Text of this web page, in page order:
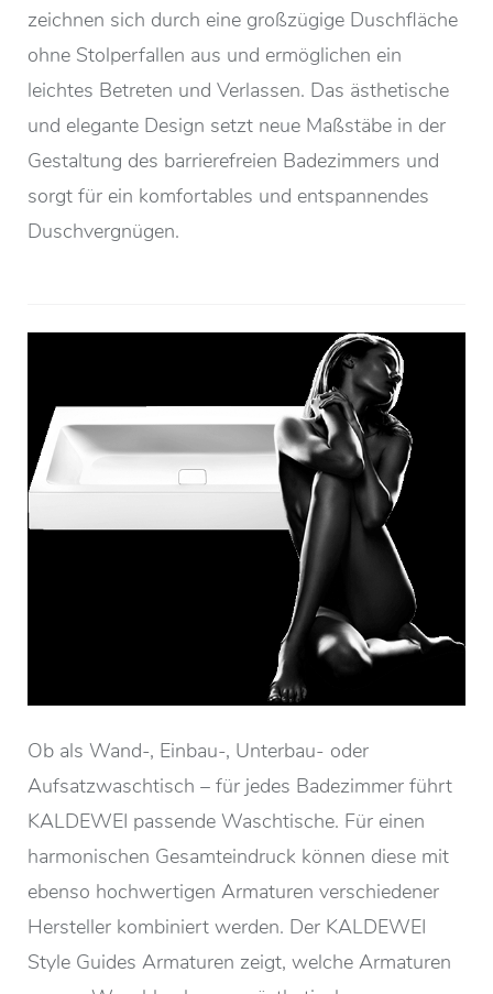
zeichnen sich durch eine großzügige Duschfläche
ohne Stolperfallen aus und ermöglichen ein
leichtes Betreten und Verlassen. Das ästhetische
und elegante Design setzt neue Maßstäbe in der
Gestaltung des barrierefreien Badezimmers und
sorgt für ein komfortables und entspannendes
Duschvergnügen.
Ob als Wand-, Einbau-, Unterbau- oder
Aufsatzwaschtisch – für jedes Badezimmer führt
KALDEWEI passende Waschtische. Für einen
harmonischen Gesamteindruck können diese mit
ebenso hochwertigen Armaturen verschiedener
Hersteller kombiniert werden. Der KALDEWEI
Style Guides Armaturen zeigt, welche Armaturen